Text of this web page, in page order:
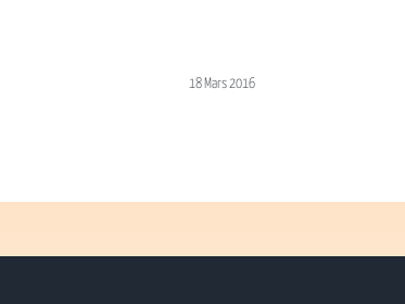
18 Mars 2016